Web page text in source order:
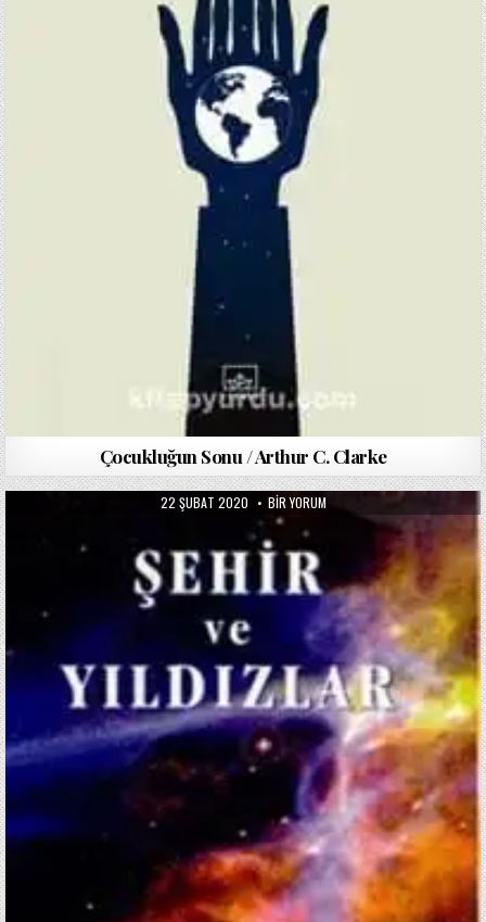
Çocukluğun Sonu / Arthur C. Clarke
PUBLISHED
DATE:
22 ŞUBAT 2020 ŞEHIR
VE
YILDIZLAR
/
ARTHUR
CLARKE
IÇIN
BIR YORUM